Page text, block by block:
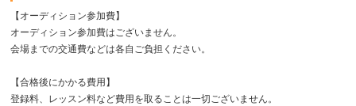
【オーディション参加費】
オーディション参加費はございません。
会場までの交通費などは各自ご負担ください。
【合格後にかかる費用】
登録料、レッスン料など費用を取ることは一切ございません。